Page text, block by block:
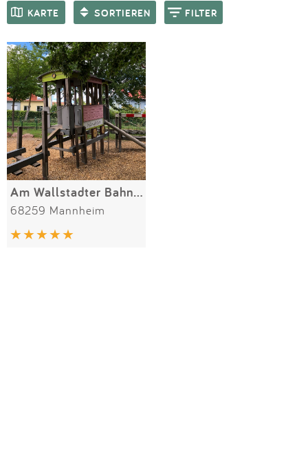
Anmelden
KARTE SORTIEREN FILTER
SPIELGERÄTE
Am Wallstadter Bahnhof
68259 Mannheim